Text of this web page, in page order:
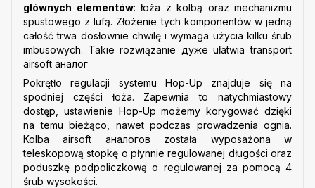
głównych elementów: łoża z kolbą oraz mechanizmu
spustowego z lufą. Złożenie tych komponentów w jedną
całość trwa dosłownie chwilę i wymaga użycia kilku śrub
imbusowych. Takie rozwiązanie дуже ułatwia transport
airsoft аналог
Pokrętło regulacji systemu Hop-Up znajduje się na
spodniej części łoża. Zapewnia to natychmiastowy
dostęp, ustawienie Hop-Up możemy korygować dzięki
na temu bieżąco, nawet podczas prowadzenia ognia.
Kolba airsoft аналогов została wyposażona w
teleskopową stopkę o płynnie regulowanej długości oraz
poduszkę podpoliczkową o regulowanej za pomocą 4
śrub wysokości.